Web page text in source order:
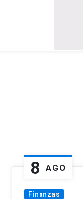
8 AGO
Finanzas